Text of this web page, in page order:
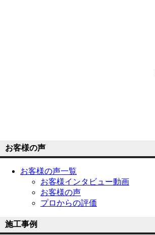
お客様の声
お客様の声一覧
お客様インタビュー動画
お客様の声
プロからの評価
施工事例